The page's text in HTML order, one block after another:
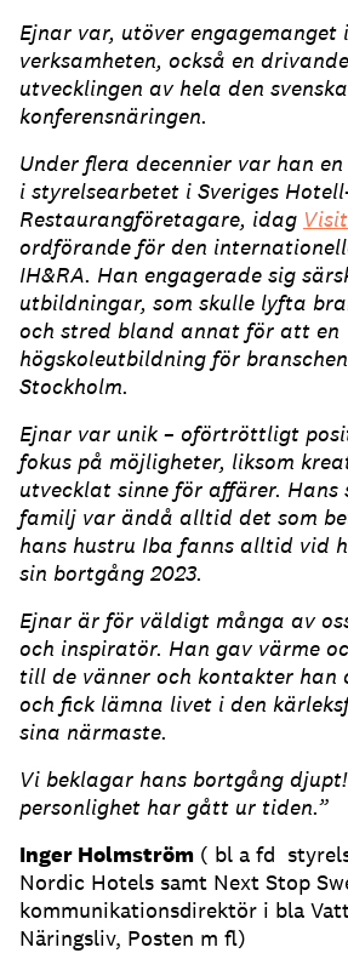
Ejnar var, utöver engagemanget
verksamheten, också en
utvecklingen av hela den
konferensnäringen.
Under flera decennier var han
i styrelsearbetet i Sveriges
Restaurangföretagare, idag
ordförande för den
IH&RA. Han engagerade sig
utbildningar, som skulle lyfta
och stred bland annat för att en
högskoleutbildning för
Stockholm.
Ejnar var unik – oförtröttligt
fokus på möjligheter, liksom
utvecklat sinne för affärer. Hans
familj var ändå alltid det som
hans hustru Iba fanns alltid vid
sin bortgång 2023.
Ejnar är för väldigt många av
och inspiratör. Han gav värme
till de vänner och kontakter han
och fick lämna livet i den
sina närmaste.
Vi beklagar hans bortgång
personlighet har gått ur tiden.”
Inger Holmström ( bl a fd
Nordic Hotels samt Next Stop
kommunikationsdirektör i bla
Näringsliv, Posten m fl)